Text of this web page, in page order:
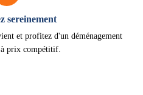
sereinement
et profitez d'un déménagement
prix compétitif.